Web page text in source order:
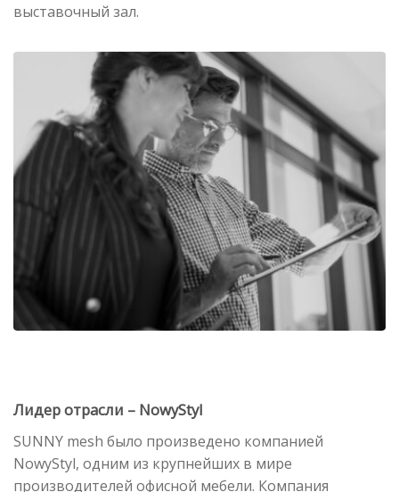
выставочный зал.
Лидер отрасли – NowyStyl
SUNNY mesh было произведено компанией
NowyStyl, одним из крупнейших в мире
производителей офисной мебели. Компания